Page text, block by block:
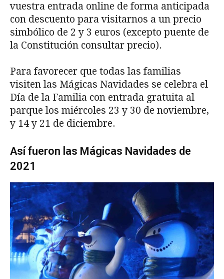
vuestra entrada online de forma anticipada
con descuento para visitarnos a un precio
simbólico de 2 y 3 euros (excepto puente de
la Constitución consultar precio).
Para favorecer que todas las familias
visiten las Mágicas Navidades se celebra el
Día de la Familia con entrada gratuita al
parque los miércoles 23 y 30 de noviembre,
y 14 y 21 de diciembre.
Así fueron las Mágicas Navidades de
2021